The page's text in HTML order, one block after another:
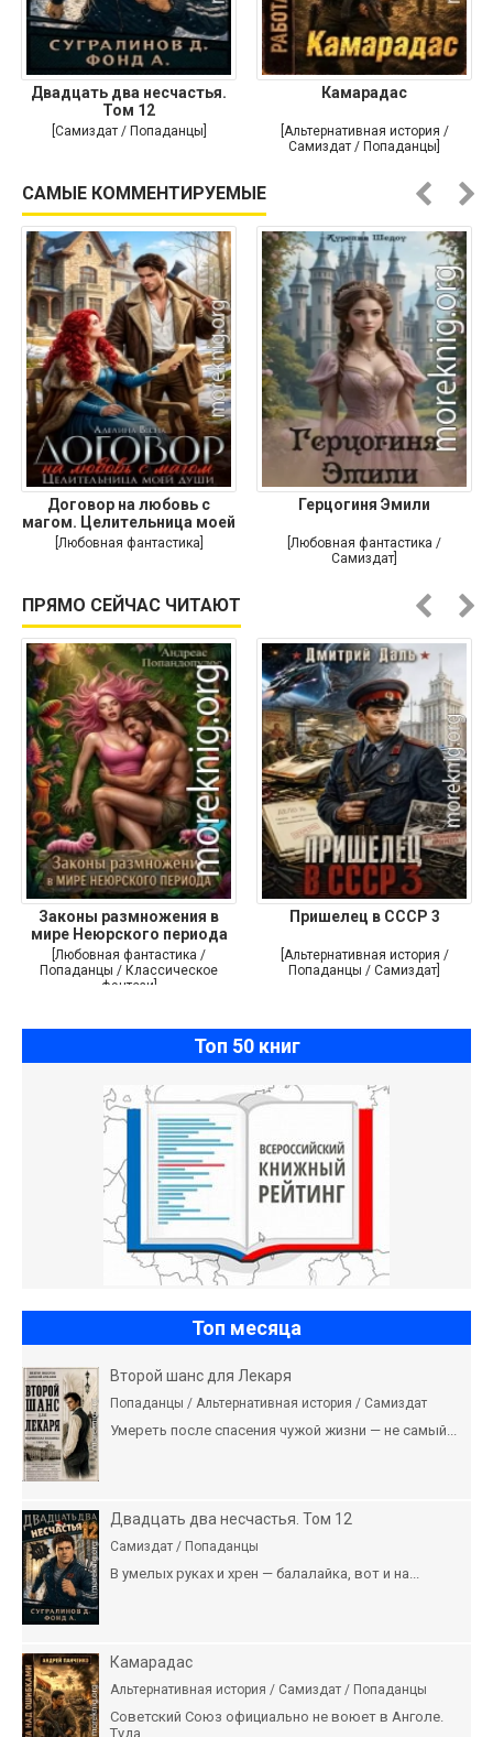
Двадцать два несчастья.
Том 12
[Самиздат / Попаданцы]
Камарадас
[Альтернативная история /
Самиздат / Попаданцы]
САМЫЕ КОММЕНТИРУЕМЫЕ
Договор на любовь с
магом. Целительница моей
души
[Любовная фантастика]
Герцогиня Эмили
[Любовная фантастика /
Самиздат]
ПРЯМО СЕЙЧАС ЧИТАЮТ
Законы размножения в
мире Неюрского периода
[Любовная фантастика /
Попаданцы / Классическое
фэнтези]
Пришелец в СССР 3
[Альтернативная история /
Попаданцы / Самиздат]
Топ 50 книг
Топ месяца
Второй шанс для Лекаря
Попаданцы / Альтернативная история / Самиздат
Умереть после спасения чужой жизни — не самый...
Двадцать два несчастья. Том 12
Самиздат / Попаданцы
В умелых руках и хрен — балалайка, вот и на...
Камарадас
Альтернативная история / Самиздат / Попаданцы
Советский Союз официально не воюет в Анголе.
Туда...